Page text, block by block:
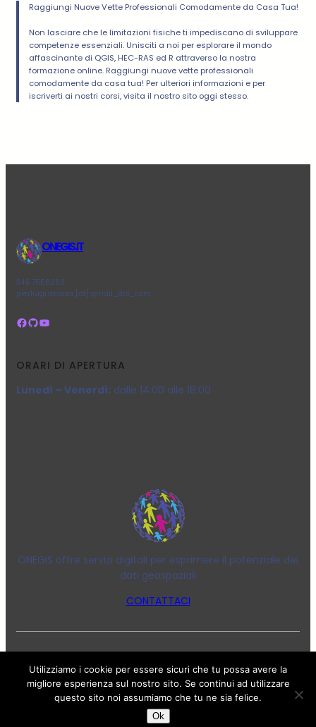
Raggiungi Nuove Vette Professionali Comodamente da Casa Tua!
Non lasciare che le limitazioni fisiche ti impediscano di sviluppare
competenze essenziali. Unisciti a noi per esplorare il mondo
affascinante di QGIS, HEC-RAS ed R attraverso la nostra
formazione online. Raggiungi nuove vette professionali
comodamente da casa tua! Per ulteriori informazioni e per
iscriverti ai nostri corsi, visita il nostro sito oggi stesso.
ONEGIS.IT
349 7558268
pierluigi.derosa [at] gmail_dot_com
Facebook GitHub YouTube
ORARI DI APERTURA
Lunedì – Venerdì: dalle 14:00 alle 18:00
ONEGIS offre servizi digitali per esprimere il potenziale dei
dati geospaziali
CONTATTACI
Copyright © 2025 ·ONEGIS.IT · All rights reserved
Utilizziamo i cookie per essere sicuri che tu possa avere la
migliore esperienza sul nostro sito. Se continui ad utilizzare
questo sito noi assumiamo che tu ne sia felice.
Ok